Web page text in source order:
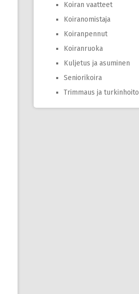
Koiran vaatteet
Koiranomistaja
Koiranpennut
Koiranruoka
Kuljetus ja asuminen
Seniorikoira
Trimmaus ja turkinhoito